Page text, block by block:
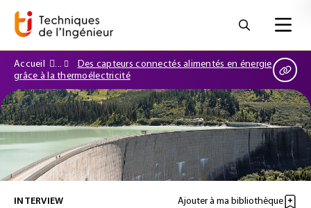
Accueil
Des capteurs connectés alimentés en énergie
grâce à la thermoélectricité
INTERVIEW Ajouter à ma bibliothèque